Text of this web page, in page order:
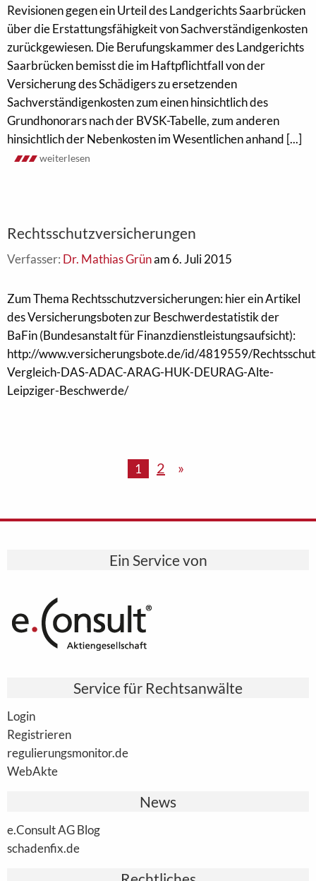
Revisionen gegen ein Urteil des Landgerichts Saarbrücken
über die Erstattungsfähigkeit von Sachverständigenkosten
zurückgewiesen. Die Berufungskammer des Landgerichts
Saarbrücken bemisst die im Haftpflichtfall von der
Versicherung des Schädigers zu ersetzenden
Sachverständigenkosten zum einen hinsichtlich des
Grundhonorars nach der BVSK-Tabelle, zum anderen
hinsichtlich der Nebenkosten im Wesentlichen anhand [...]
weiterlesen
Rechtsschutzversicherungen
Verfasser: Dr. Mathias Grünam 6. Juli 2015
Zum Thema Rechtsschutzversicherungen: hier ein Artikel
des Versicherungsboten zur Beschwerdestatistik der
BaFin (Bundesanstalt für Finanzdienstleistungsaufsicht):
http://www.versicherungsbote.de/id/4819559/
Vergleich-DAS-ADAC-ARAG-HUK-DEURAG-Alte-
Leipziger-Beschwerde/
1 2 »
Ein Service von
Service für Rechtsanwälte
Login
Registrieren
regulierungsmonitor.de
WebAkte
News
e.Consult AG Blog
schadenfix.de